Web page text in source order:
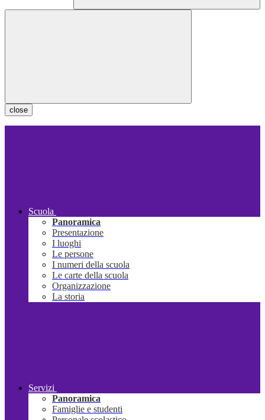
close
Scuola
Panoramica
Presentazione
I luoghi
Le persone
I numeri della scuola
Le carte della scuola
Organizzazione
La storia
Servizi
Panoramica
Famiglie e studenti